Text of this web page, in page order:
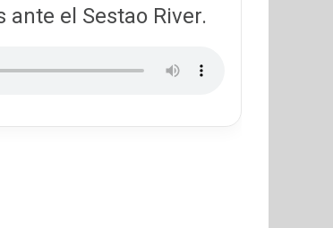
el Sestao River.